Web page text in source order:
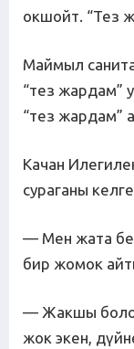
окшойт. “Тез
Маймыл
“тез жардам”
“тез жардам”
Качан
сураганы
— Мен жата
бир жомок
— Жакшы
жок экен,